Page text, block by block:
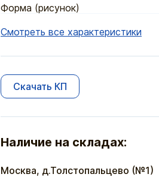
Форма (рисунок)
Смотреть все характеристики
Скачать КП
Наличие на складах:
Москва, д.Толстопальцево (№1)